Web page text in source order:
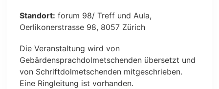
Standort: forum 98/ Treff und Aula,
Oerlikonerstrasse 98, 8057 Zürich
Die Veranstaltung wird von
Gebärdensprachdolmetschenden übersetzt und
von Schriftdolmetschenden mitgeschrieben.
Eine Ringleitung ist vorhanden.